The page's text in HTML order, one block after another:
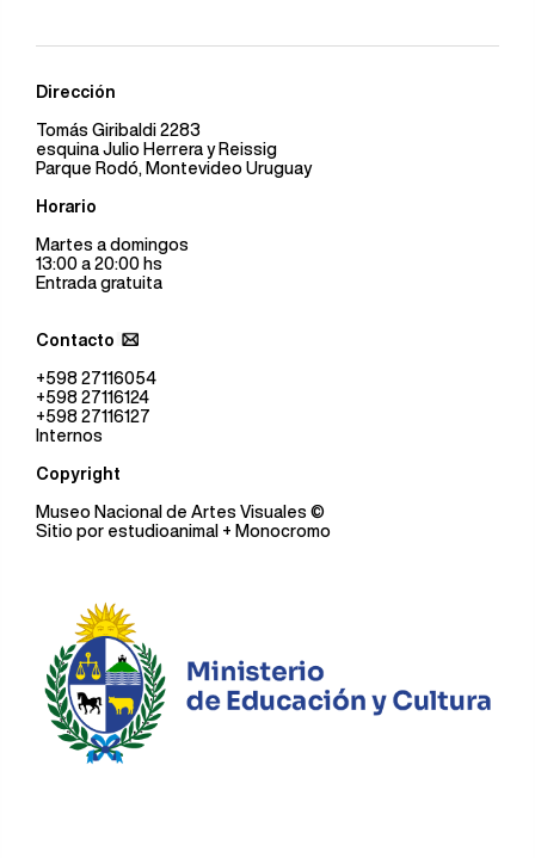
Dirección
Tomás Giribaldi 2283
esquina Julio Herrera y Reissig
Parque Rodó, Montevideo Uruguay
Horario
Martes a domingos
13:00 a 20:00 hs
Entrada gratuita
Contacto
+598 27116054
+598 27116124
+598 27116127
Internos
Copyright
Museo Nacional de Artes Visuales ©
Sitio por estudioanimal + Monocromo